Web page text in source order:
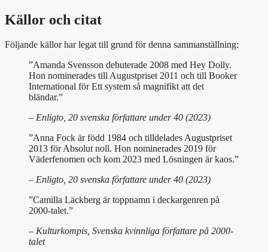
Källor och citat
Följande källor har legat till grund för denna sammanställning:
”Amanda Svensson debuterade 2008 med Hey Dolly.
Hon nominerades till Augustpriset 2011 och till Booker
International för Ett system så magnifikt att det
bländar.”
– Enligto, 20 svenska författare under 40 (2023)
”Anna Fock är född 1984 och tilldelades Augustpriset
2013 för Absolut noll. Hon nominerades 2019 för
Väderfenomen och kom 2023 med Lösningen är kaos.”
– Enligto, 20 svenska författare under 40 (2023)
”Camilla Läckberg är toppnamn i deckargenren på
2000-talet.”
– Kulturkompis, Svenska kvinnliga författare på 2000-
talet